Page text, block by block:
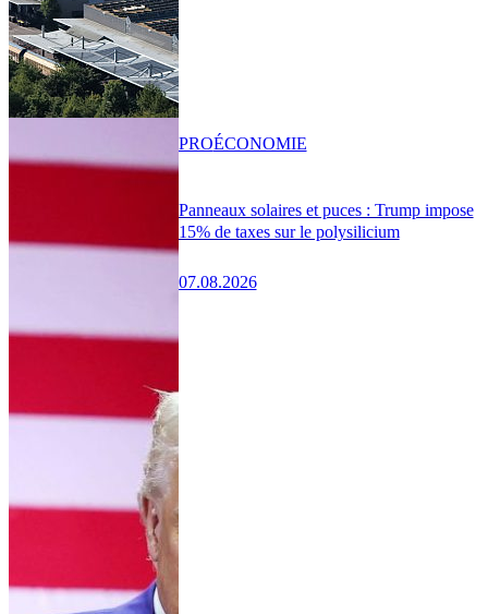
Panneaux solaires et puces : Trump impose
15% de taxes sur le polysilicium
07.08.2026
PROÉCONOMIE